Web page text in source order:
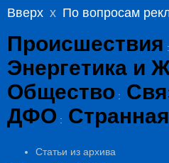
Вверх x По вопросам
Происшествия :
Энергетика и
Общество :
ДФО :
Статьи из архива